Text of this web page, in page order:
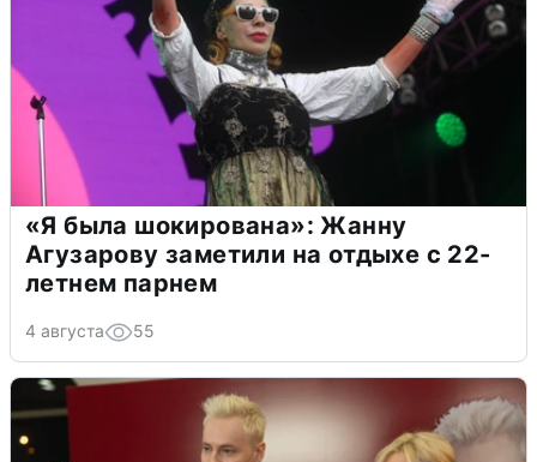
«Я была шокирована»: Жанну
Агузарову заметили на отдыхе с 22-
летнем парнем
4 августа 55